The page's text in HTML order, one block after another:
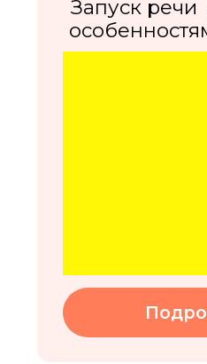
Клинический
психолог
Комплексная
Cемейная
Творческие
мастер-классы